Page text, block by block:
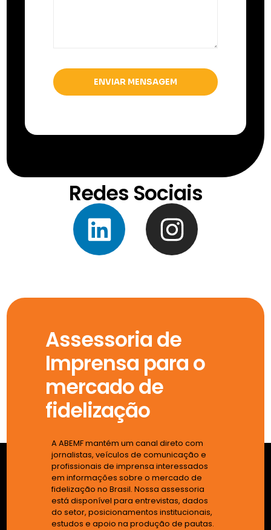
Redes Sociais
Assessoria de
Imprensa para o
mercado de
fidelização
A ABEMF mantém um canal direto com
jornalistas, veículos de comunicação e
profissionais de imprensa interessados
em informações sobre o mercado de
fidelização no Brasil. Nossa assessoria
está disponível para entrevistas, dados
do setor, posicionamentos institucionais,
estudos e apoio na produção de pautas.